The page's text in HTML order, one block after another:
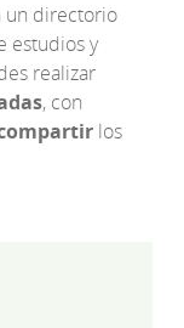
un directorio
estudios y
realizar
, con
los